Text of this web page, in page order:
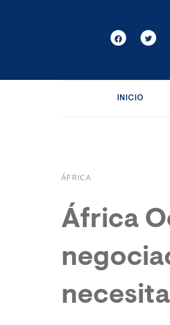
INICIO
ÁFRICA
África